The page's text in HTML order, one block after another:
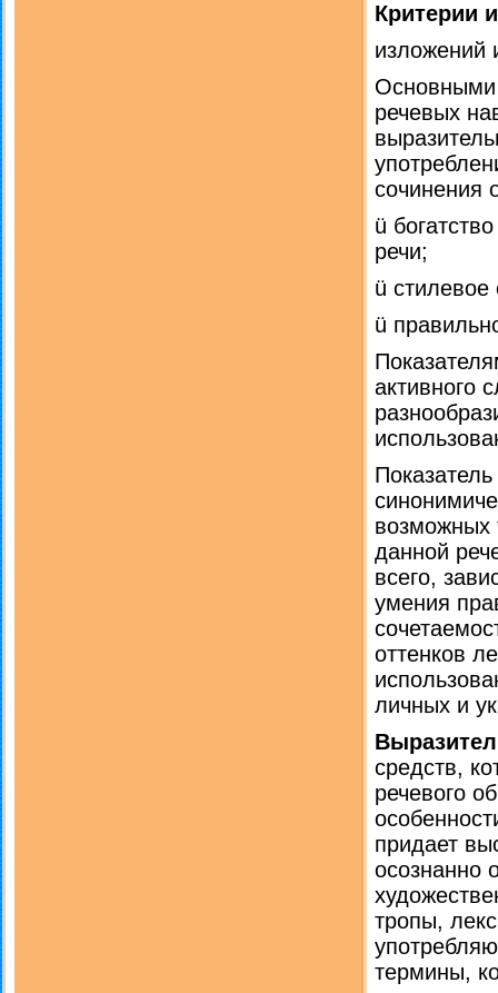
Критерии
изложений
Основными
речевых
сочинения
ü
речи;
ü стилевое
ü
активного
Показатель
возможных
данной
всего,
умения
оттенков
личных и
средств,
речевого
придает
осознанно
тропы,
термины,